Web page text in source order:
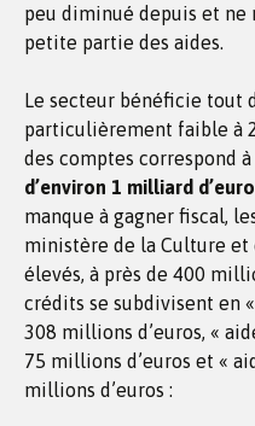
peu diminué depuis et ne
petite partie des aides.
Le secteur bénéficie tout
particulièrement faible à
des comptes correspond à
d’environ 1 milliard
manque à gagner fiscal,
ministère de la Culture et
élevés, à près de 400
crédits se subdivisent en
308 millions d’euros, «
75 millions d’euros et «
millions d’euros :